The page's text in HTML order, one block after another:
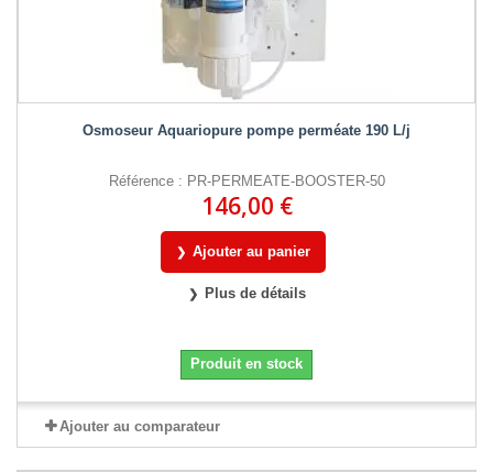
Osmoseur Aquariopure pompe perméate 190 L/j
Référence : PR-PERMEATE-BOOSTER-50
146,00 €
Ajouter au panier
Plus de détails
Produit en stock
Ajouter au comparateur